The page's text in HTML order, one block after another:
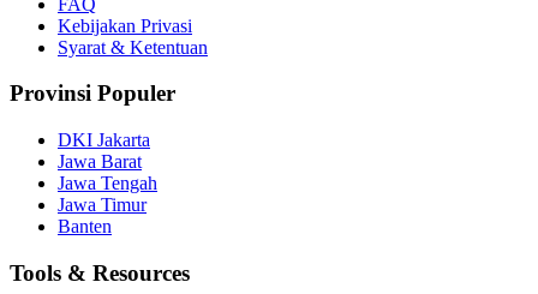
Kebijakan Privasi
Syarat & Ketentuan
Provinsi Populer
DKI Jakarta
Jawa Barat
Jawa Tengah
Jawa Timur
Banten
Tools & Resources